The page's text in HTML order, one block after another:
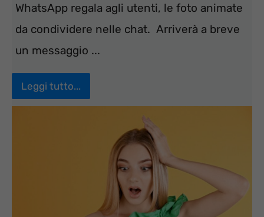
WhatsApp regala agli utenti, le foto animate
da condividere nelle chat. Arriverà a breve
un messaggio ...
Leggi tutto...